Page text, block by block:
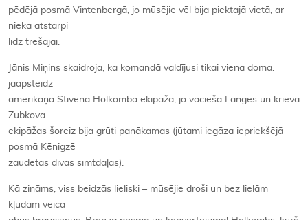
pēdējā posmā Vintenbergā, jo mūsējie vēl bija piektajā vietā, ar
nieka atstarpi
līdz trešajai.
Jānis Miņins skaidroja, ka komandā valdījusi tikai viena doma:
jāapsteidz
amerikāņa Stīvena Holkomba ekipāža, jo vācieša Langes un krieva
Zubkova
ekipāžas šoreiz bija grūti panākamas (jūtami iegāza iepriekšējā
posmā Kēnigzē
zaudētās divas simtdaļas).
Kā zināms, viss beidzās lieliski – mūsējie droši un bez lielām
kļūdām veica